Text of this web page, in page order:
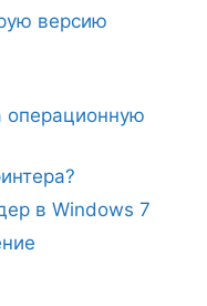
версию
операционную
в Windows 7